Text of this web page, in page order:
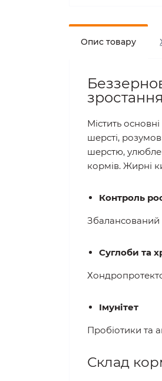
Опис товару
Містить
шерсті,
шерстю,
кормів. Жирні
Контроль
Збалансований
Суглоби та
Імунітет
Пробіотики та
Склад